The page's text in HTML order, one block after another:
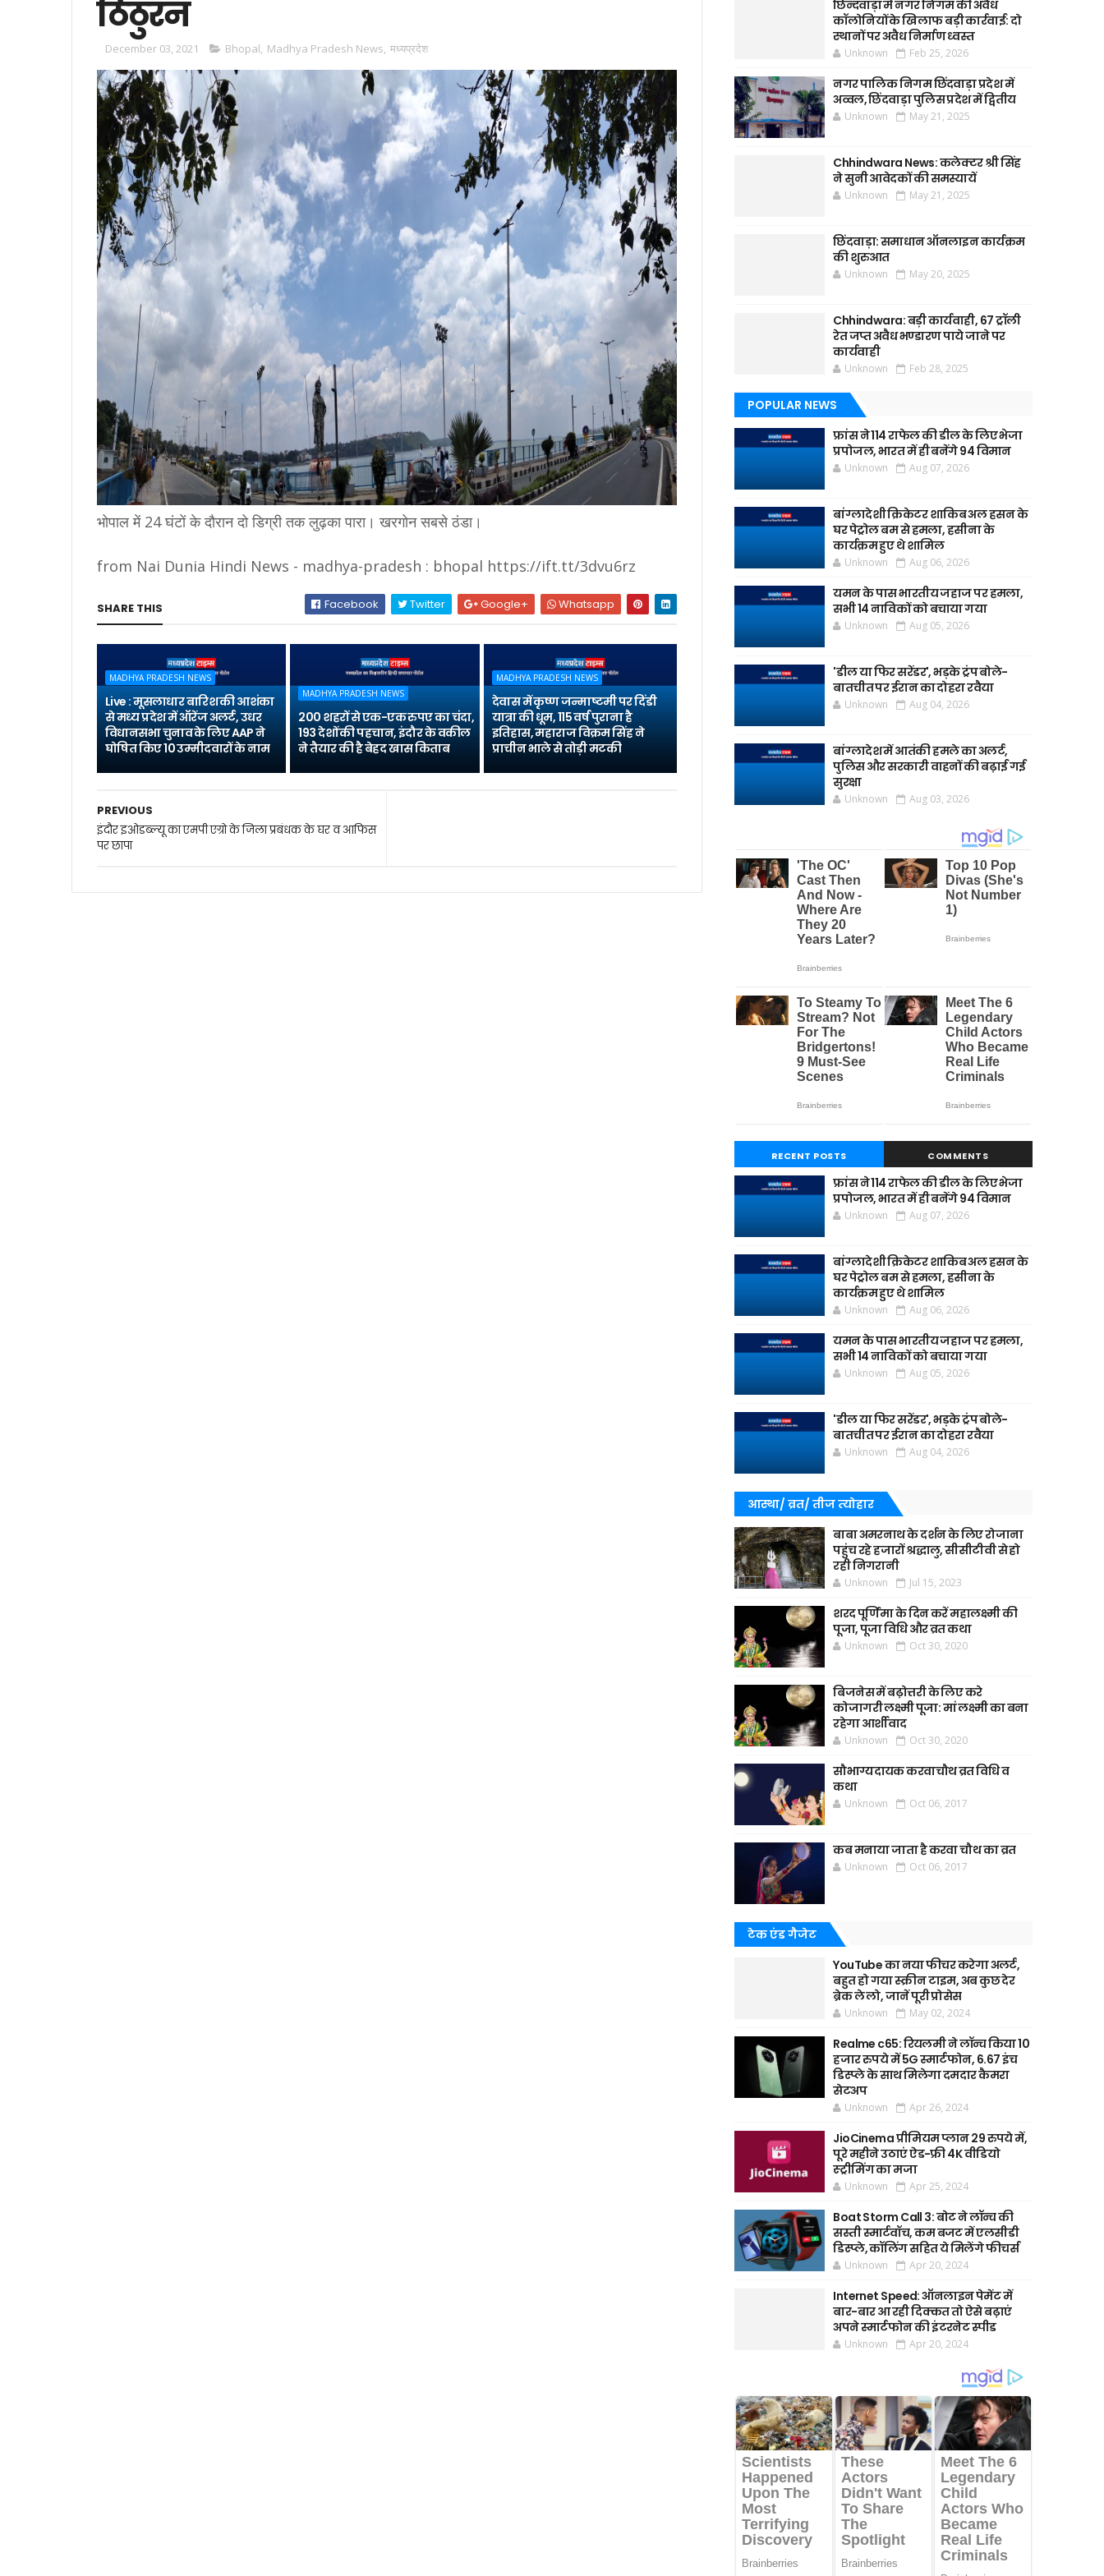
ठिठुरन
December 03, 2021 Bhopal, Madhya Pradesh News, मध्यप्रदेश
भोपाल में 24 घंटों के दौरान दो डिग्री तक लुढ़का पारा। खरगोन सबसे ठंडा।
from Nai Dunia Hindi News - madhya-pradesh : bhopal https://ift.tt/3dvu6rz
SHARE THIS Facebook Twitter Google+ Whatsapp
MADHYA PRADESH NEWS
Live : मूसलाधार बारिश की आशंका
से मध्य प्रदेश में ऑरेंज अलर्ट, उधर
विधानसभा चुनाव के लिए AAP ने
घोषित किए 10 उम्मीदवारों के नाम
MADHYA PRADESH NEWS
200 शहरों से एक-एक रुपए का चंदा,
193 देशों की पहचान, इंदौर के वकील
ने तैयार की है बेहद खास किताब
MADHYA PRADESH NEWS
देवास में कृष्ण जन्माष्टमी पर दिंडी
यात्रा की धूम, 115 वर्ष पुराना है
इतिहास, महाराज विक्रम सिंह ने
प्राचीन भाले से तोड़ी मटकी
PREVIOUS
इंदौर इओडब्ल्यू का एमपी एग्रो के जिला प्रबंधक के घर व आफिस
पर छापा
छिन्दवाड़ा में नगर निगम की अवैध
कॉलोनियों के खिलाफ बड़ी कार्रवाई: दो
स्थानों पर अवैध निर्माण ध्वस्त
Unknown Feb 25, 2026
नगर पालिक निगम छिंदवाड़ा प्रदेश में
अव्वल, छिंदवाड़ा पुलिस प्रदेश में द्वितीय
Unknown May 21, 2025
Chhindwara News: कलेक्टर श्री सिंह
ने सुनी आवेदकों की समस्यायें
Unknown May 21, 2025
छिंदवाड़ा: समाधान ऑनलाइन कार्यक्रम
की शुरुआत
Unknown May 20, 2025
Chhindwara: बड़ी कार्यवाही, 67 ट्रॉली
रेत जप्त अवैध भण्डारण पाये जाने पर
कार्यवाही
Unknown Feb 28, 2025
POPULAR NEWS
फ्रांस ने 114 राफेल की डील के लिए भेजा
प्रपोजल, भारत में ही बनेंगे 94 विमान
Unknown Aug 07, 2026
बांग्लादेशी क्रिकेटर शाकिब अल हसन के
घर पेट्रोल बम से हमला, हसीना के
कार्यक्रम हुए थे शामिल
Unknown Aug 06, 2026
यमन के पास भारतीय जहाज पर हमला,
सभी 14 नाविकों को बचाया गया
Unknown Aug 05, 2026
'डील या फिर सरेंडर', भड़के ट्रंप बोले-
बातचीत पर ईरान का दोहरा रवैया
Unknown Aug 04, 2026
बांग्लादेश में आतंकी हमले का अलर्ट,
पुलिस और सरकारी वाहनों की बढ़ाई गई
सुरक्षा
Unknown Aug 03, 2026
RECENT POSTS COMMENTS
फ्रांस ने 114 राफेल की डील के लिए भेजा
प्रपोजल, भारत में ही बनेंगे 94 विमान
Unknown Aug 07, 2026
बांग्लादेशी क्रिकेटर शाकिब अल हसन के
घर पेट्रोल बम से हमला, हसीना के
कार्यक्रम हुए थे शामिल
Unknown Aug 06, 2026
यमन के पास भारतीय जहाज पर हमला,
सभी 14 नाविकों को बचाया गया
Unknown Aug 05, 2026
'डील या फिर सरेंडर', भड़के ट्रंप बोले-
बातचीत पर ईरान का दोहरा रवैया
Unknown Aug 04, 2026
आस्था/ व्रत/ तीज त्‍योहार
बाबा अमरनाथ के दर्शन के लिए रोजाना
पहुंच रहे हजारों श्रद्धालु, सीसीटीवी से हो
रही निगरानी
Unknown Jul 15, 2023
शरद पूर्णिमा के दिन करें महालक्ष्मी की
पूजा, पूजा विधि और व्रत कथा
Unknown Oct 30, 2020
बिजनेस में बढ़ोत्तरी के लिए करे
कोजागरी लक्ष्मी पूजा: मां लक्ष्मी का बना
रहेगा आर्शीवाद
Unknown Oct 30, 2020
सौभाग्यदायक करवाचौथ व्रत विधि व
कथा
Unknown Oct 06, 2017
कब मनाया जाता है करवा चौथ का व्रत
Unknown Oct 06, 2017
टेक एंड गैजेट
YouTube का नया फीचर करेगा अलर्ट,
बहुत हो गया स्क्रीन टाइम, अब कुछ देर
ब्रेक ले लो, जानें पूरी प्रोसेस
Unknown May 02, 2024
Realme c65: रियलमी ने लॉन्च किया 10
हजार रुपये में 5G स्मार्टफोन, 6.67 इंच
डिस्प्ले के साथ मिलेगा दमदार कैमरा
सेटअप
Unknown Apr 26, 2024
JioCinema प्रीमियम प्लान 29 रुपये में,
पूरे महीने उठाएं ऐड-फ्री 4K वीडियो
स्ट्रीमिंग का मजा
Unknown Apr 25, 2024
Boat Storm Call 3: बोट ने लॉन्च की
सस्ती स्मार्टवॉच, कम बजट में एलसीडी
डिस्प्ले, कॉलिंग सहित ये मिलेंगे फीचर्स
Unknown Apr 20, 2024
Internet Speed: ऑनलाइन पेमेंट में
बार-बार आ रही दिक्कत तो ऐसे बढ़ाएं
अपने स्मार्टफोन की इंटरनेट स्पीड
Unknown Apr 20, 2024